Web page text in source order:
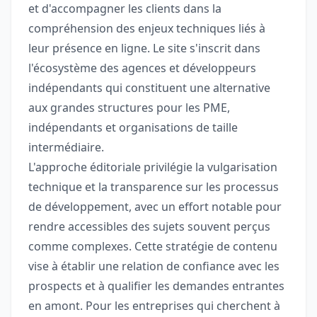
et d'accompagner les clients dans la
compréhension des enjeux techniques liés à
leur présence en ligne. Le site s'inscrit dans
l'écosystème des agences et développeurs
indépendants qui constituent une alternative
aux grandes structures pour les PME,
indépendants et organisations de taille
intermédiaire.
L'approche éditoriale privilégie la vulgarisation
technique et la transparence sur les processus
de développement, avec un effort notable pour
rendre accessibles des sujets souvent perçus
comme complexes. Cette stratégie de contenu
vise à établir une relation de confiance avec les
prospects et à qualifier les demandes entrantes
en amont. Pour les entreprises qui cherchent à